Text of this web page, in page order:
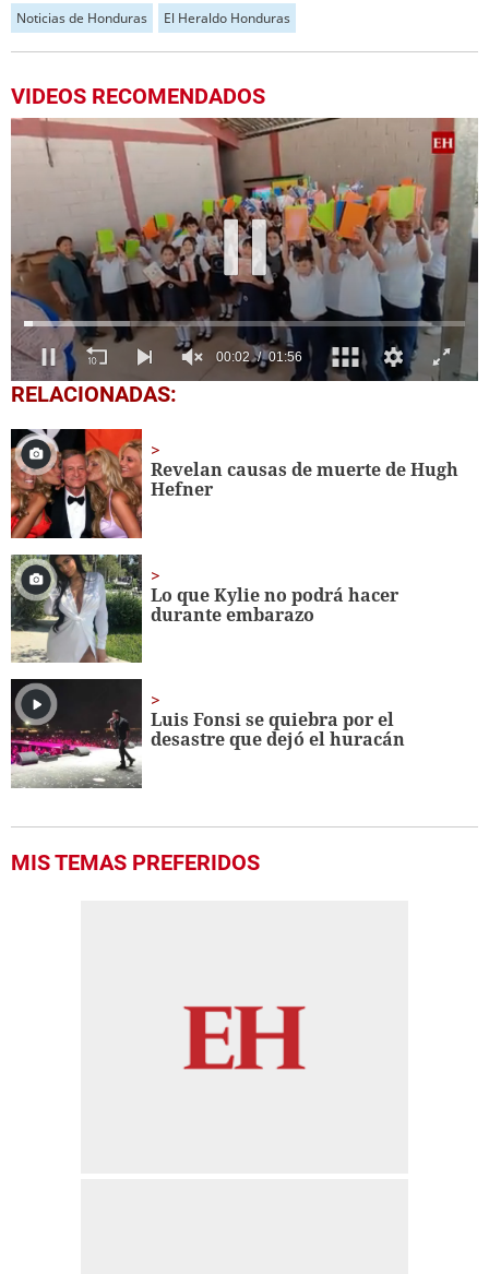
Noticias de Honduras El Heraldo Honduras
VIDEOS RECOMENDADOS
0
of
minute,
56
seconds
RELACIONADAS:
Revelan causas de muerte de Hugh
Hefner
Lo que Kylie no podrá hacer
durante embarazo
Luis Fonsi se quiebra por el
desastre que dejó el huracán
MIS TEMAS PREFERIDOS